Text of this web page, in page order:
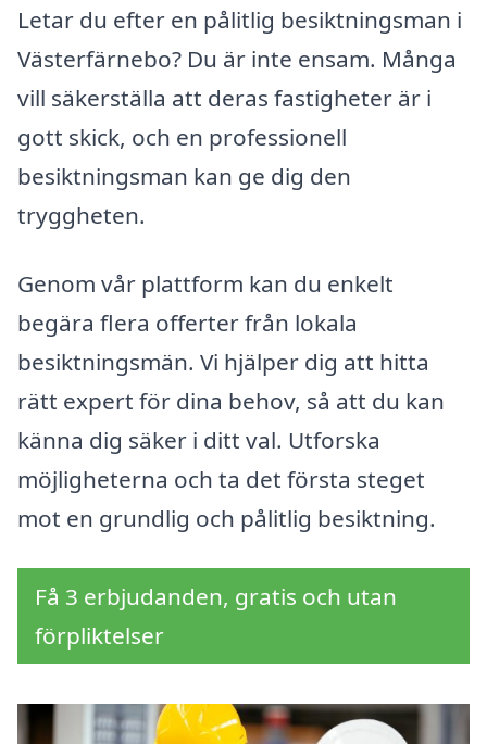
Letar du efter en pålitlig besiktningsman i
Västerfärnebo? Du är inte ensam. Många
vill säkerställa att deras fastigheter är i
gott skick, och en professionell
besiktningsman kan ge dig den
tryggheten.
Genom vår plattform kan du enkelt
begära flera offerter från lokala
besiktningsmän. Vi hjälper dig att hitta
rätt expert för dina behov, så att du kan
känna dig säker i ditt val. Utforska
möjligheterna och ta det första steget
mot en grundlig och pålitlig besiktning.
Få 3 erbjudanden, gratis och utan
förpliktelser